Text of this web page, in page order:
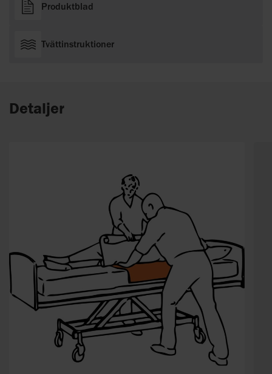
Produktblad
Tvättinstruktioner
Detaljer